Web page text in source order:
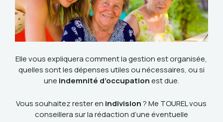
Elle vous expliquera comment la gestion est organisée,
quelles sont les dépenses utiles ou nécessaires, ou si
une indemnité d’occupationest due.
Vous souhaitez rester en indivision? Me TOUREL vous
conseillera sur la rédaction d’une éventuelle